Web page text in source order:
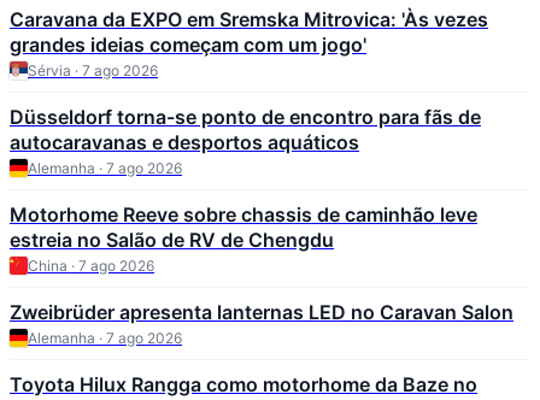
Caravana da EXPO em Sremska Mitrovica: 'Às vezes
grandes ideias começam com um jogo'
Sérvia · 7 ago 2026
Düsseldorf torna-se ponto de encontro para fãs de
autocaravanas e desportos aquáticos
Alemanha · 7 ago 2026
Motorhome Reeve sobre chassis de caminhão leve
estreia no Salão de RV de Chengdu
China · 7 ago 2026
Zweibrüder apresenta lanternas LED no Caravan Salon
Alemanha · 7 ago 2026
Toyota Hilux Rangga como motorhome da Baze no